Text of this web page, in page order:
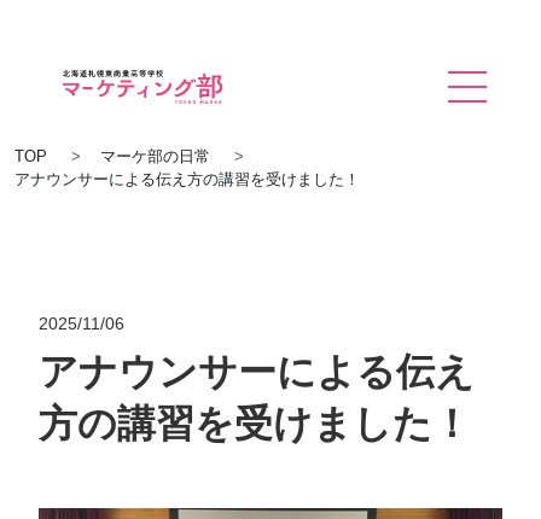
企業の皆さまへ
実績一覧
マーケ部の人
TOP
マーケ部の日常
アナウンサーによる伝え方の講習を受けました！
2025/11/06
アナウンサーによる伝え
方の講習を受けました！